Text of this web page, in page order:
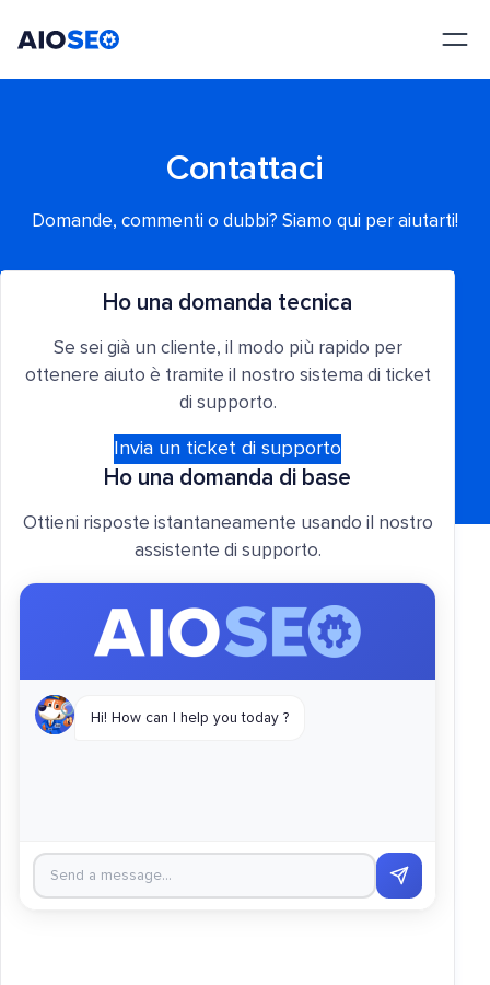
Contattaci
Domande, commenti o dubbi? Siamo qui per aiutarti!
Ho una domanda tecnica
Se sei già un cliente, il modo più rapido per
ottenere aiuto è tramite il nostro sistema di ticket
di supporto.
Invia un ticket di supporto
Ho una domanda di base
Ottieni risposte istantaneamente usando il nostro
assistente di supporto.